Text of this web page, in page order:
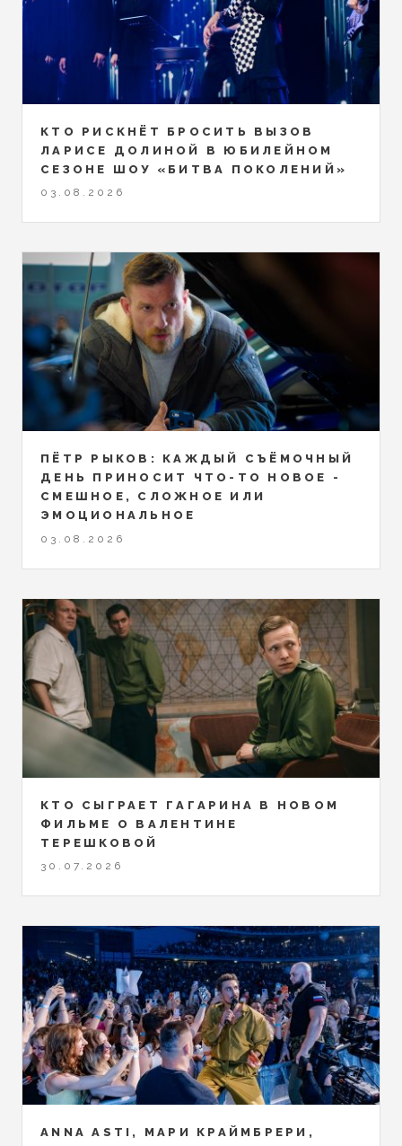
КТО РИСКНЁТ БРОСИТЬ ВЫЗОВ
ЛАРИСЕ ДОЛИНОЙ В ЮБИЛЕЙНОМ
СЕЗОНЕ ШОУ «БИТВА ПОКОЛЕНИЙ»
03.08.2026
ПЁТР РЫКОВ: КАЖДЫЙ СЪЁМОЧНЫЙ
ДЕНЬ ПРИНОСИТ ЧТО-ТО НОВОЕ -
СМЕШНОЕ, СЛОЖНОЕ ИЛИ
ЭМОЦИОНАЛЬНОЕ
03.08.2026
КТО СЫГРАЕТ ГАГАРИНА В НОВОМ
ФИЛЬМЕ О ВАЛЕНТИНЕ
ТЕРЕШКОВОЙ
30.07.2026
ANNA ASTI, МАРИ КРАЙМБРЕРИ,